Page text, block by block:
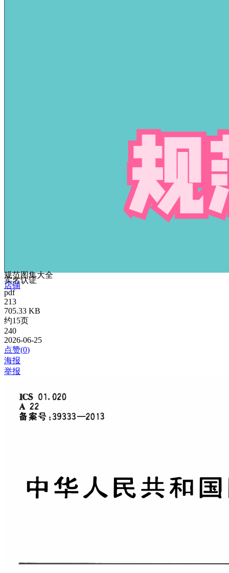
规范图集大全
实名认证
店铺
pdf
213
705.33 KB
约15页
240
2026-06-25
点赞(0)
海报
举报